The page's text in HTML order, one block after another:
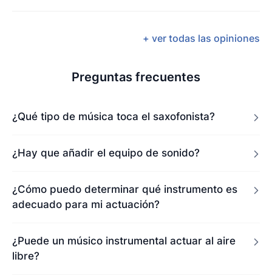
+ ver todas las opiniones
Preguntas frecuentes
¿Qué tipo de música toca el saxofonista?
¿Hay que añadir el equipo de sonido?
¿Cómo puedo determinar qué instrumento es
adecuado para mi actuación?
¿Puede un músico instrumental actuar al aire
libre?